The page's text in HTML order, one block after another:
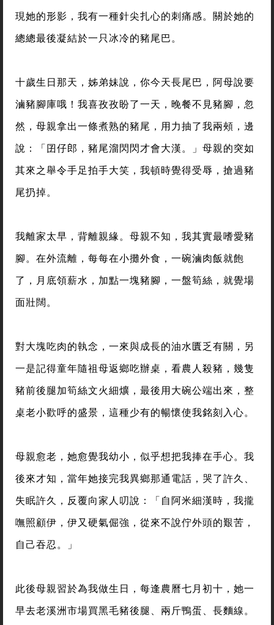
現她的形影，我有一種針尖扎心的刺痛感。關於她的
總總最後凝結於一只冰冷的豬尾巴。
十歲生日那天，姊弟妹說，你今天長尾巴，阿母說要
滷豬腳庫哦！我喜孜孜盼了一天，晚餐不見豬腳，忽
然，母親拿出一條煮熟的豬尾，用力抽了我兩頰，邊
說：「囝仔郎，豬尾溜閃閃才會大漢。」母親的突如
其來之舉令手足拍手大笑，我頓時覺得受辱，搶過豬
尾扔掉。
我離家太早，背離親緣。母親不知，我其實最嗜愛豬
腳。在外流離，每每在小攤外食，一碗滷肉飯就飽
了，月底領薪水，加點一塊豬腳，一盤筍絲，就覺場
面壯闊。
對大塊吃肉的執念，一來與成長的油水匱乏有關，另
一是記得童年隨祖母返鄉吃辦桌，看農人殺豬，幾隻
豬前後腿加筍絲文火細爌，最後用大碗公端出來，整
桌老小歡呼的盛景，這種少有的暢懷使我銘刻入心。
母親愈老，她愈覺我幼小，似乎想把我捧在手心。我
後來才知，當年她接完我異鄉那通電話，哭了許久、
失眠許久，反覆向家人叨說：「自阿米細漢時，我攏
嘸照顧伊，伊又硬氣倔強，從來不說佇外頭的艱苦，
自己吞忍。」
此後母親習於為我做生日，每逢農曆七月初十，她一
早去老溪洲市場買黑毛豬後腿、兩斤鴨蛋、長麵線。